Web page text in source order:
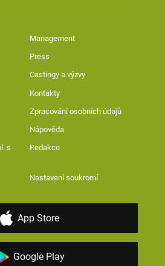
Management
Press
Castingy a výzvy
Kontakty
Zpracování osobních údajů
Nápověda
s
Redakce
Nastavení soukromí
App Store
Google Play